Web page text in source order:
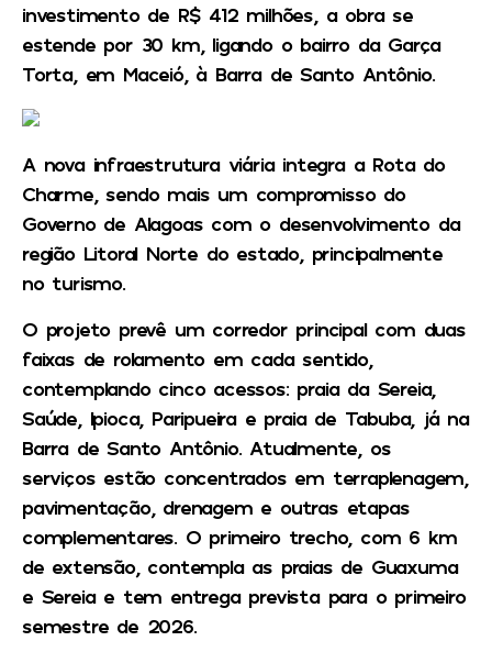
investimento de R$ 412 milhões, a obra se
estende por 30 km, ligando o bairro da Garça
Torta, em Maceió, à Barra de Santo Antônio.
A nova infraestrutura viária integra a Rota do
Charme, sendo mais um compromisso do
Governo de Alagoas com o desenvolvimento da
região Litoral Norte do estado, principalmente
no turismo.
O projeto prevê um corredor principal com duas
faixas de rolamento em cada sentido,
contemplando cinco acessos: praia da Sereia,
Saúde, Ipioca, Paripueira e praia de Tabuba, já na
Barra de Santo Antônio. Atualmente, os
serviços estão concentrados em terraplenagem,
pavimentação, drenagem e outras etapas
complementares. O primeiro trecho, com 6 km
de extensão, contempla as praias de Guaxuma
e Sereia e tem entrega prevista para o primeiro
semestre de 2026.